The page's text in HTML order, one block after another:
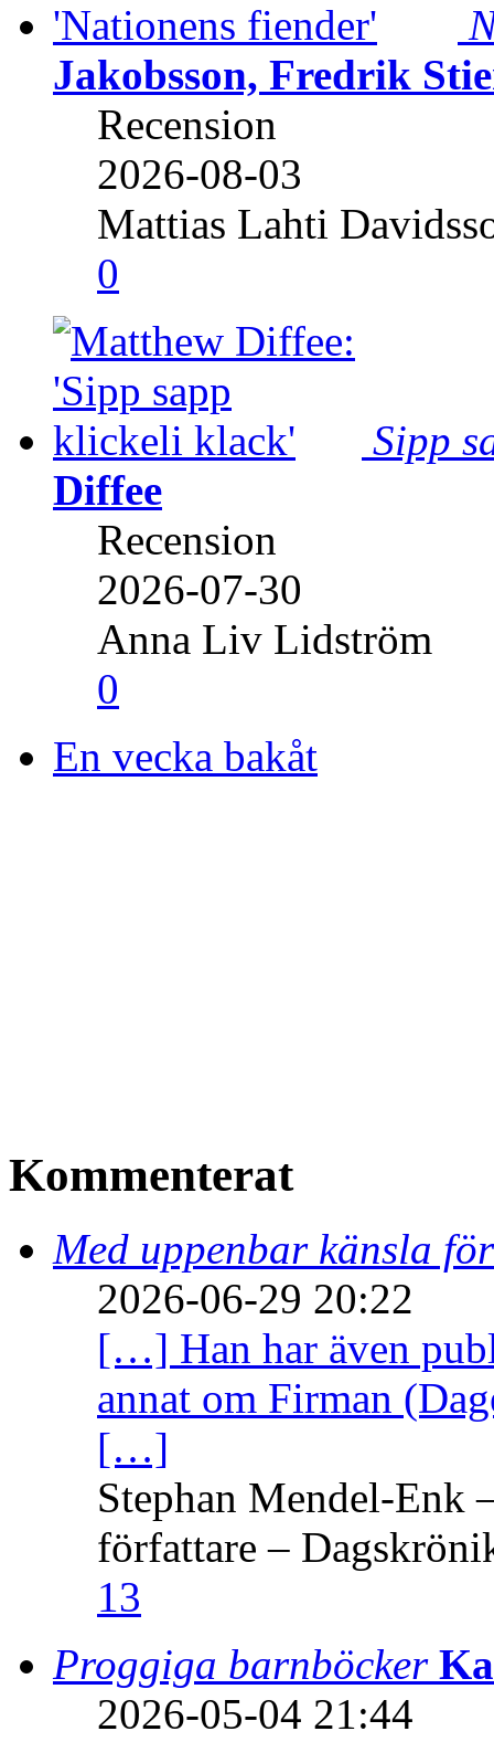
Jakobsson, Fredrik
Recension
2026-08-03
Mattias Lahti
0
Sipp
Diffee
Recension
2026-07-30
Anna Liv Lidström
0
En vecka bakåt
Kommenterat
Med uppenbar känsla
2026-06-29 20:22
[…] Han har även
annat om Firman
[…]
Stephan Mendel-Enk
författare –
13
Proggiga barnböcker
2026-05-04 21:44